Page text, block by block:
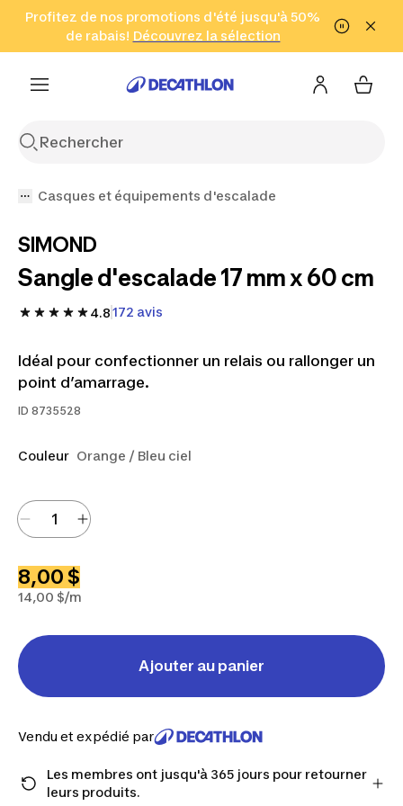
Aller à la recherche Aller au contenu Aller au pied de
Profitez de nos promotions d'été jusqu'à 50%
de rabais! Découvrez la sélection
Cliquez ici
en seulement 2 h!
(Zones sélectionnées)
Casques et équipements d'escalade
SIMOND
Sangle d'escalade 17 mm x 60 cm
4.8172 avis
Idéal pour confectionner un relais ou rallonger un
point d’amarrage.
ID 8735528
Couleur Orange / Bleu ciel
8,00 $
14,00 $/m
Ajouter au panier
Vendu et expédié par
Les membres ont jusqu'à 365 jours pour retourner
leurs produits.